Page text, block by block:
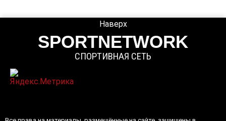
SPORTNETWORK
СПОРТИВНАЯ СЕТЬ
Наверх